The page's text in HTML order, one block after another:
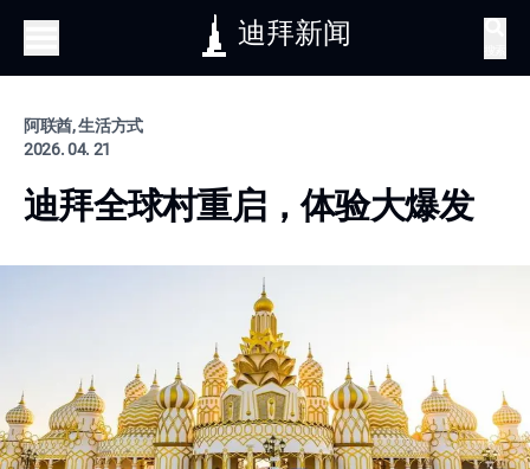
迪拜新闻
阿联酋, 生活方式
2026. 04. 21
迪拜全球村重启，体验大爆发